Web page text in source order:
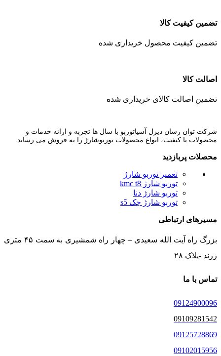
تضمین کیفیت کالا
تضمین کیفیت محصول خریداری شده
اصالت کالا
تضمین اصالت کالای خریداری شده
شرکت توان رسان دیزل آسیاتوربو با سال ها تجربه و ارائه خدمات و
محصولات با کیفیت، انواع محصولات توربوشارژ را به فروش می رساند.
محصلات پربازدید
تعمیر توربو شارژ
توربو شارژ kmc t8
توربو شارژ دنا
توربو شارژ جک s5
مسیرهای ارتباطی
بزرگ راه آیت الله سعیدی – چهار راه شمشیری به سمت ۴۵ متری
زرند -پلاک ۲۸
تماس با ما
09124900096
09109281542
09125728869
09102015956